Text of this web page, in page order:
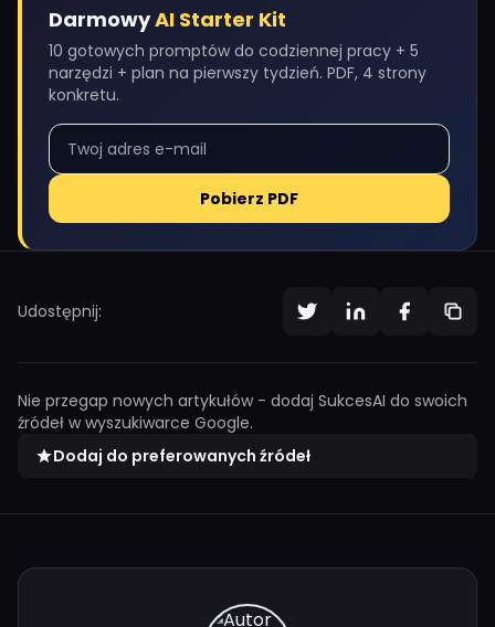
DarmowyAI Starter Kit
10 gotowych promptów do codziennej pracy + 5
narzędzi + plan na pierwszy tydzień. PDF, 4 strony
konkretu.
Pobierz PDF
Udostępnij:
Nie przegap nowych artykułów - dodaj SukcesAI do swoich
źródeł w wyszukiwarce Google.
Dodaj do preferowanych źródeł